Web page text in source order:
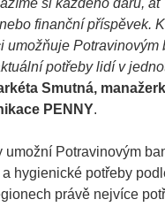
si každého daru, ať
finanční příspěvek.
umožňuje Potravinovým
potřeby lidí v
Smutná,
PENNY.
umožní Potravinovým
hygienické potřeby
právě nejvíce